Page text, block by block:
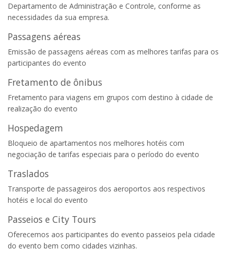
Departamento de Administração e Controle, conforme as
necessidades da sua empresa.
Passagens aéreas
Emissão de passagens aéreas com as melhores tarifas para os
participantes do evento
Fretamento de ônibus
Fretamento para viagens em grupos com destino à cidade de
realização do evento
Hospedagem
Bloqueio de apartamentos nos melhores hotéis com
negociação de tarifas especiais para o período do evento
Traslados
Transporte de passageiros dos aeroportos aos respectivos
hotéis e local do evento
Passeios e City Tours
Oferecemos aos participantes do evento passeios pela cidade
do evento bem como cidades vizinhas.